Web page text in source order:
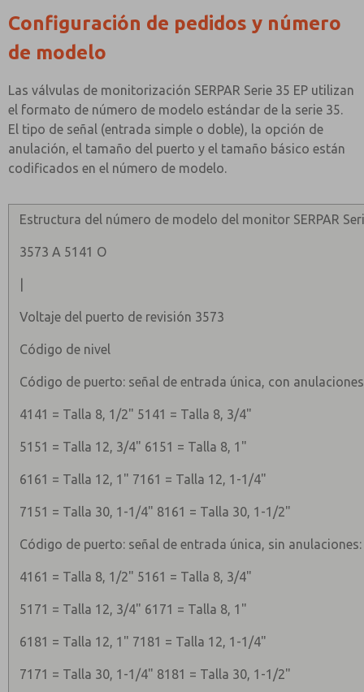
Configuración de pedidos y número
de modelo
Las válvulas de monitorización SERPAR Serie 35 EP utilizan
el formato de número de modelo estándar de la serie 35.
El tipo de señal (entrada simple o doble), la opción de
anulación, el tamaño del puerto y el tamaño básico están
codificados en el número de modelo.
Estructura del número de modelo del monitor SERPAR
3573 A 5141 O
Voltaje del puerto de revisión 3573
Código de nivel
Código de puerto: señal de entrada única, con
4141 = Talla 8, 1/2" 5141 = Talla 8, 3/4"
5151 = Talla 12, 3/4" 6151 = Talla 8, 1"
6161 = Talla 12, 1" 7161 = Talla 12, 1-1/4"
7151 = Talla 30, 1-1/4" 8161 = Talla 30, 1-1/2"
Código de puerto: señal de entrada única, sin anulaciones:
4161 = Talla 8, 1/2" 5161 = Talla 8, 3/4"
5171 = Talla 12, 3/4" 6171 = Talla 8, 1"
6181 = Talla 12, 1" 7181 = Talla 12, 1-1/4"
7171 = Talla 30, 1-1/4" 8181 = Talla 30, 1-1/2"